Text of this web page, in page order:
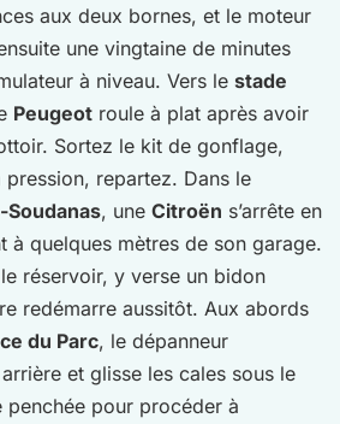
aux deux bornes, et le moteur
une vingtaine de minutes
à niveau. Vers le stade
Peugeot roule à plat après avoir
Sortez le kit de gonflage,
repartez. Dans le
, une Citroën s’arrête en
à quelques mètres de son garage.
réservoir, y verse un bidon
redémarre aussitôt. Aux abords
du Parc, le dépanneur
et glisse les cales sous le
penchée pour procéder à